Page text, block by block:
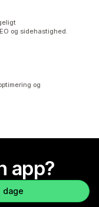
og sidehastighed.
og
app?
dage